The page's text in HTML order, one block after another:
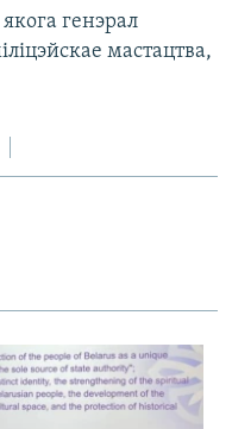
генэрал
мастацтва,